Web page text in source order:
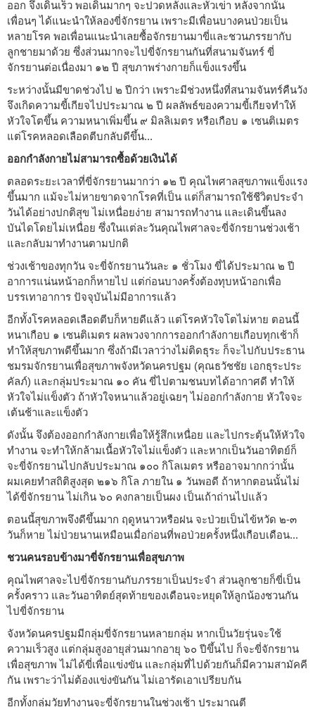
ออก จึงเดินเร็ว พอเดินมากๆ จะปวดหลังและหัวเข่า หลังจากนั้น
เพื่อนๆ ได้แนะนำให้ลองขี่จักรยาน เพราะมีเพื่อนบางคนป่วยเป็น
หลายโรค พอเพื่อนแนะนำเลยซื้อจักรยานมาขี่และชวนภรรยากับ
ลูกชายมาด้วย ซึ่งส่วนมากจะไปขี่จักรยานกันที่สนามจันทร์ ขี่
จักรยานต่อเนื่องมา ๑๒ ปี สุขภาพร่างกายก็แข็งแรงขึ้น
ระหว่างนั้นมีขาดช่วงไป ๒ ปีกว่า เพราะมีช่วงหนึ่งที่สนามจันทร์คืนวัง
จึงเกิดความขี้เกียจไปประมาณ ๒ ปี ผลลัพธ์ของความขี้เกียจทำให้
หัวใจโตขึ้น ความหนาเพิ่มขึ้น ๙ มิลลิเมตร หรือเกือบ ๑ เซนติเมตร
แต่โรคหลอดเลือดตีบกลับดีขึ้น...
ออกกำลังกายไม่สามารถซื้อด้วยเงินได้
ตลอดระยะเวลาที่ขี่จักรยานมากว่า ๑๒ ปี คุณไพศาลสุขภาพแข็งแรง
ขึ้นมาก แม้จะไม่หายขาดจากโรคที่เป็น แต่ก็สามารถใช้ชีวิตประจำ
วันได้อย่างปกติสุข ไม่เหนื่อยง่าย สามารถทำงาน และเดินขึ้นลง
บันไดโดยไม่เหนื่อย ซึ่งในแต่ละวันคุณไพศาลจะขี่จักรยานช่วงเช้า
และกลับมาทำงานตามปกติ
ช่วงเช้าของทุกวัน จะขี่จักรยานวันละ ๑ ชั่วโมง ขี่ได้ประมาณ ๒ ปี
อาการแน่นหน้าอกก็หายไป แต่ก่อนบางครั้งต้องทุบหน้าอกเพื่อ
บรรเทาอาการ ปัจจุบันไม่มีอาการแล้ว
อีกทั้งโรคหลอดเลือดตีบก็หายดีแล้ว แต่โรคหัวใจโตไม่หาย ตอนนี้
หนาเกือบ ๑ เซนติเมตร ผลพวงจากการออกกำลังกายเกือบทุกเช้าก็
ทำให้สุขภาพดีขึ้นมาก ซึ่งถ้ามีเวลาว่างไม่ติดธุระ ก็จะไปกับประธาน
ชมรมจักรยานเพื่อสุขภาพจังหวัดนครปฐม (คุณธวัชชัย เอกธุระประ
คัลภ์) และกลุ่มประมาณ ๑๐ คัน ขี่ไปตามชนบทได้อากาศดี ทำให้
หัวใจไม่แข็งตัว ถ้าหัวใจหนาแล้วอยู่เฉยๆ ไม่ออกกำลังกาย หัวใจจะ
เต้นช้าและแข็งตัว
ดังนั้น จึงต้องออกกำลังกายเพื่อให้รู้สึกเหนื่อย และไปกระตุ้นให้หัวใจ
ทำงาน จะทำให้กล้ามเนื้อหัวใจไม่แข็งตัว และหากเป็นวันอาทิตย์ก็
จะขี่จักรยานไปกลับประมาณ ๑๐๐ กิโลเมตร หรืออาจมากกว่านั้น
ผมเคยทำสถิติสูงสุด ๒๑๖ กิโล ภายใน ๑ วันพอดี ถ้าหากตอนนั้นไม่
ได้ขี่จักรยาน ไม่เกิน ๖๐ คงกลายเป็นผง เป็นเถ้าถ่านไปแล้ว
ตอนนี้สุขภาพจึงดีขึ้นมาก ฤดูหนาวหรือฝน จะป่วยเป็นไข้หวัด ๒-๓
วันก็หาย ไม่ป่วยนานเหมือนเมื่อก่อนที่พอป่วยครั้งหนึ่งเกือบเดือน...
ชวนคนรอบข้างมาขี่จักรยานเพื่อสุขภาพ
คุณไพศาลจะไปขี่จักรยานกับภรรยาเป็นประจำ ส่วนลูกชายก็ขี่เป็น
ครั้งคราว และวันอาทิตย์สุดท้ายของเดือนจะหยุดให้ลูกน้องชวนกัน
ไปขี่จักรยาน
จังหวัดนครปฐมมีกลุ่มขี่จักรยานหลายกลุ่ม หากเป็นวัยรุ่นจะใช้
ความเร็วสูง แต่กลุ่มสูงอายุส่วนมากอายุ ๖๐ ปีขึ้นไป ก็จะขี่จักรยาน
เพื่อสุขภาพ ไม่ได้ขี่เพื่อแข่งขัน และกลุ่มที่ไปด้วยกันก็มีความสามัคคี
กัน เพราะว่าไม่ต้องแข่งขันกัน ไม่เอารัดเอาเปรียบกัน
อีกทั้งกลุ่มวัยทำงานจะขี่จักรยานในช่วงเช้า ประมาณตี